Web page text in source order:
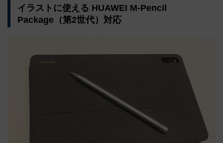
イラストに使える HUAWEI M-Pencil
Package（第2世代）対応